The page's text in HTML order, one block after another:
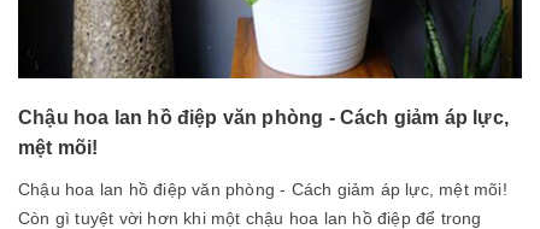
Chậu hoa lan hồ điệp văn phòng - Cách giảm áp lực,
mệt mõi!
Chậu hoa lan hồ điệp văn phòng - Cách giảm áp lực, mệt mõi!
Còn gì tuyệt vời hơn khi một chậu hoa lan hồ điệp để trong